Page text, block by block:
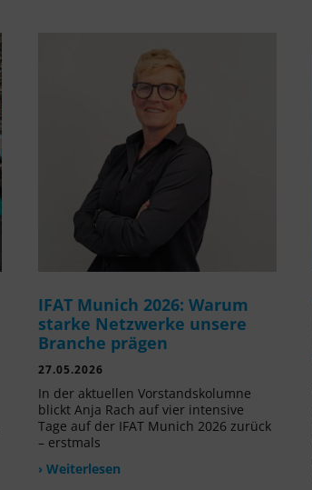
IFAT Munich 2026: Warum
starke Netzwerke unsere
Branche prägen
27.05.2026
In der aktuellen Vorstandskolumne
blickt Anja Rach auf vier intensive
Tage auf der IFAT Munich 2026 zurück
– erstmals
› Weiterlesen